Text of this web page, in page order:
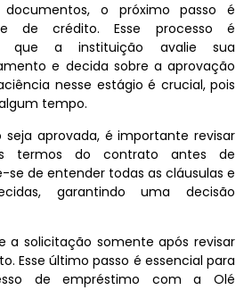
o próximo passo é
de crédito. Esse processo é
que a instituição avalie sua
e decida sobre a aprovação
nesse estágio é crucial, pois
tempo.
seja aprovada, é importante revisar
termos do contrato antes de
se de entender todas as cláusulas e
garantindo uma decisão
a solicitação somente após revisar
Esse último passo é essencial para
de empréstimo com a Olé